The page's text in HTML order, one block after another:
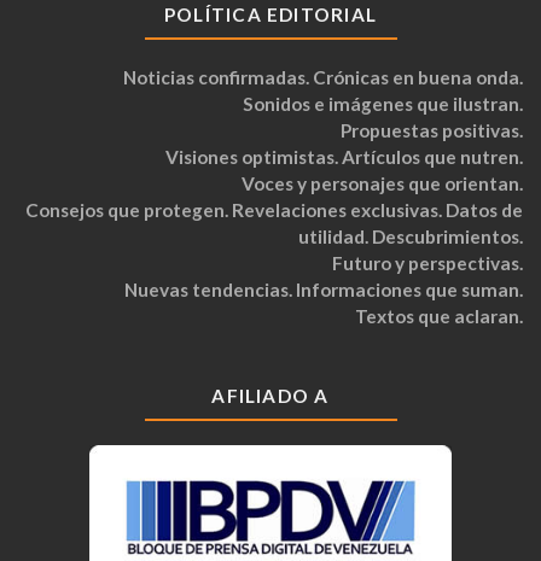
POLÍTICA EDITORIAL
Noticias confirmadas. Crónicas en buena onda.
Sonidos e imágenes que ilustran.
Propuestas positivas.
Visiones optimistas. Artículos que nutren.
Voces y personajes que orientan.
Consejos que protegen. Revelaciones exclusivas. Datos de
utilidad. Descubrimientos.
Futuro y perspectivas.
Nuevas tendencias. Informaciones que suman.
Textos que aclaran.
AFILIADO A